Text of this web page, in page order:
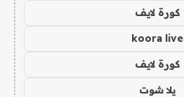
كورة لايف
koora live
كورة لايف
يلا شوت